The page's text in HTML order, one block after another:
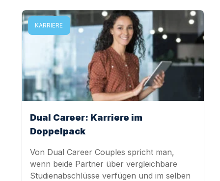
KARRIERE
Dual Career: Karriere im
Doppelpack
Von Dual Career Couples spricht man,
wenn beide Partner über vergleichbare
Studienabschlüsse verfügen und im selben